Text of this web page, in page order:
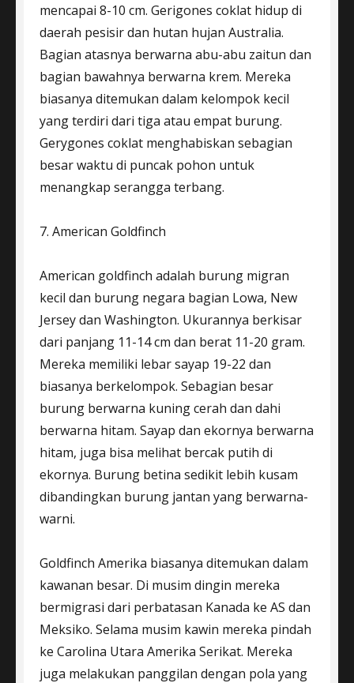
mencapai 8-10 cm. Gerigones coklat hidup di
daerah pesisir dan hutan hujan Australia.
Bagian atasnya berwarna abu-abu zaitun dan
bagian bawahnya berwarna krem. Mereka
biasanya ditemukan dalam kelompok kecil
yang terdiri dari tiga atau empat burung.
Gerygones coklat menghabiskan sebagian
besar waktu di puncak pohon untuk
menangkap serangga terbang.
7. American Goldfinch
American goldfinch adalah burung migran
kecil dan burung negara bagian Lowa, New
Jersey dan Washington. Ukurannya berkisar
dari panjang 11-14 cm dan berat 11-20 gram.
Mereka memiliki lebar sayap 19-22 dan
biasanya berkelompok. Sebagian besar
burung berwarna kuning cerah dan dahi
berwarna hitam. Sayap dan ekornya berwarna
hitam, juga bisa melihat bercak putih di
ekornya. Burung betina sedikit lebih kusam
dibandingkan burung jantan yang berwarna-
warni.
Goldfinch Amerika biasanya ditemukan dalam
kawanan besar. Di musim dingin mereka
bermigrasi dari perbatasan Kanada ke AS dan
Meksiko. Selama musim kawin mereka pindah
ke Carolina Utara Amerika Serikat. Mereka
juga melakukan panggilan dengan pola yang